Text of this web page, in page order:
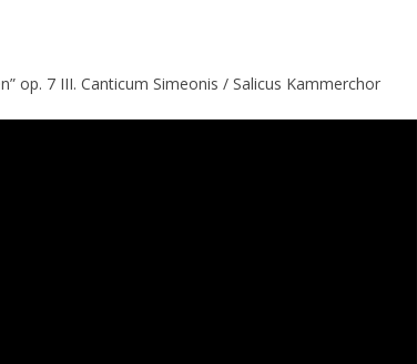
op. 7 III. Canticum Simeonis / Salicus Kammerchor